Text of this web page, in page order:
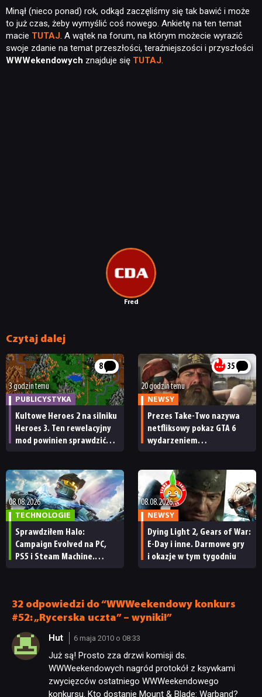
Fred
Minął (nieco ponad) rok, odkąd zaczęliśmy się tak bawić i może
to już czas, żeby wymyślić coś nowego. Ankietę na ten temat
macie TUTAJ. A wątek na forum, na którym możecie wyrazić
swoje zdanie na temat przeszłości, teraźniejszości i przyszłości
WWWekendowych znajduje się TUTAJ.
Czytaj dalej
8
3 godzin temu
PUBLICYSTYKA
Kultowe Heroes 2 na silniku
Heroes 3. Ten rewelacyjny
mod powinien sprawdzić
35
20 godzin temu
NEWSY
Prezes Take-Two nazywa
netfliksowy pokaz GTA 6
wydarzeniem
ma subskrybentów
08.08.2026
TECHNOLOGIE
Sprawdziłem Halo:
Campaign Evolved na PC,
PS5 i Steam Machine.
08.08.2026
NEWSY
Dying Light 2, Gears of War:
E-Day i inne. Darmowe gry
i okazje w tym tygodniu
32 odpowiedzi do “WWWeekendowy konkurs
#52: „Rycerska uczta” – wyniki!”
Hut 6 maja 2010 o 08:33
Już są! Prosto zza drzwi komisji ds.
WWWeekendowych nagród protokół z ksywkami
zwycięzców ostatniego WWWeekendowego
konkursu. Kto dostanie Mount & Blade: Warband?